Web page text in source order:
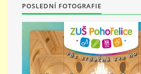
KONTAKTY
PŘÍMĚSTSKÝ TÁBOR
MISS VÝTVARNÝ MODEL
POSLEDNÍ FOTOGRAFIE